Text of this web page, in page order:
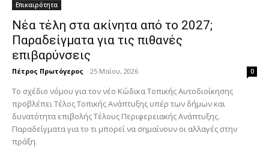
Επικαιρότητα
Νέα τέλη στα ακίνητα από το 2027;
Παραδείγματα για τις πιθανές
επιβαρύνσεις
Πέτρος Πρωτόγερος - 25 Μαΐου, 2026 0
Το σχέδιο νόμου για τον νέο Κώδικα Τοπικής Αυτοδιοίκησης
προβλέπει Τέλος Τοπικής Ανάπτυξης υπέρ των δήμων και
δυνατότητα επιβολής Τέλους Περιφερειακής Ανάπτυξης.
Παραδείγματα για το τι μπορεί να σημαίνουν οι αλλαγές στην
πράξη.